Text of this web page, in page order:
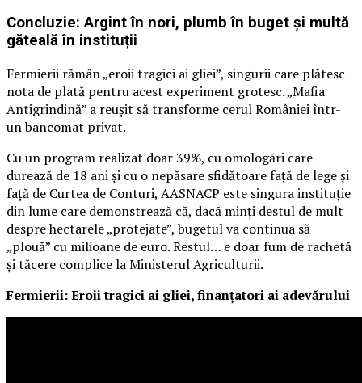
Concluzie: Argint în nori, plumb în buget și multă
găteală în instituții
Fermierii rămân „eroii tragici ai gliei”, singurii care plătesc
nota de plată pentru acest experiment grotesc. „Mafia
Antigrindină” a reușit să transforme cerul României într-
un bancomat privat.
Cu un program realizat doar 39%, cu omologări care
durează de 18 ani și cu o nepăsare sfidătoare față de lege și
față de Curtea de Conturi, AASNACP este singura instituție
din lume care demonstrează că, dacă minți destul de mult
despre hectarele „protejate”, bugetul va continua să
„plouă” cu milioane de euro. Restul… e doar fum de rachetă
și tăcere complice la Ministerul Agriculturii.
Fermierii: Eroii tragici ai gliei, finanțatori ai adevărului